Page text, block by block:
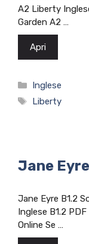
A2 Liberty
Garden A2 …
Apri
Categorie
Inglese
Tag
Liberty
Jane
Jane Eyre B1.2
Inglese B1.2
Online Se …